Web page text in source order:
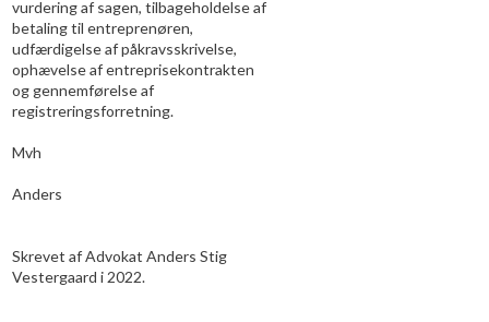
vurdering af sagen, tilbageholdelse af
betaling til entreprenøren,
udfærdigelse af påkravsskrivelse,
ophævelse af entreprisekontrakten
og gennemførelse af
registreringsforretning.
Mvh
Anders
Skrevet af Advokat Anders Stig
Vestergaard i 2022.